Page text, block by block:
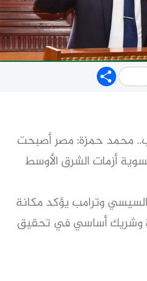
Share
محمد حمزة: مصر أصبحت
أزمات الشرق الأوسط
وترامب يؤكد مكانة
وشريك أساسي في تحقيق